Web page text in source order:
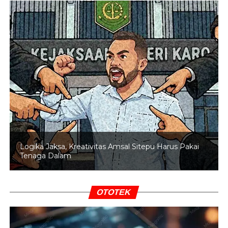
Hingga etape ketiga, Polkadot Jersey (raja tanjakan)
diraih oleh pembalap Italia Nicolo Pettiti (Swatt Club)
yang sukses menaklukkan jalur tanjakan pada dua etape
terakhir.
“Etape empat akan menjadi balapan yang sangat berat,
sudah pasti ini adalah etape paling sulit dari keseluruhan
balapan. Etape ini sekaligus menjadi yang paling penting
bagi kami untuk mempertahankan dan membawa pulang
jersi ini,” kata Pettiti.
Sementara itu, Bupati Banyuwangi Ipuk Fiestiandani
menambahkan, para pembalap harus menjaga stamina
Ijen.
“Selama sepuluh tahun digelar, jalur tersebut menjadi rute
Logika Jaksa, Kreativitas Amsal Sitepu Harus Pakai
Tenaga Dalam
OTOTEK